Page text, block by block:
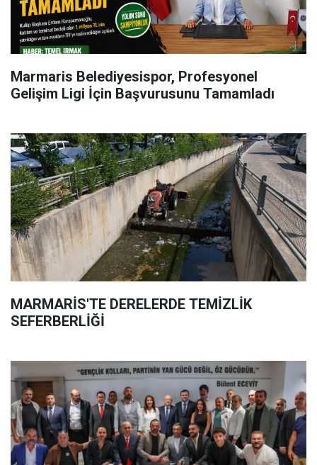
Marmaris Belediyesispor, Profesyonel
Gelişim Ligi İçin Başvurusunu Tamamladı
MARMARİS'TE DERELERDE TEMİZLİK
SEFERBERLİĞİ